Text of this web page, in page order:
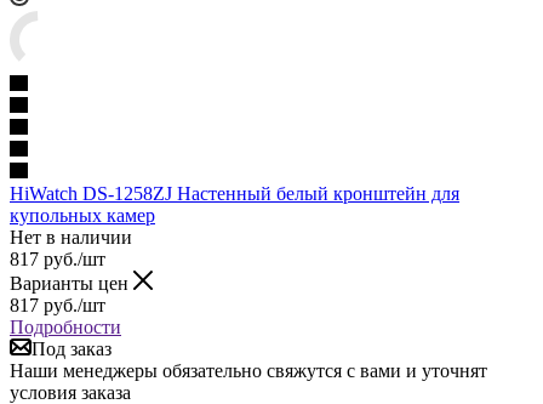
HiWatch DS-1258ZJ Настенный белый кронштейн для
купольных камер
Нет в наличии
817 руб./шт
Варианты цен
817 руб./шт
Подробности
Под заказ
Наши менеджеры обязательно свяжутся с вами и уточнят
условия заказа